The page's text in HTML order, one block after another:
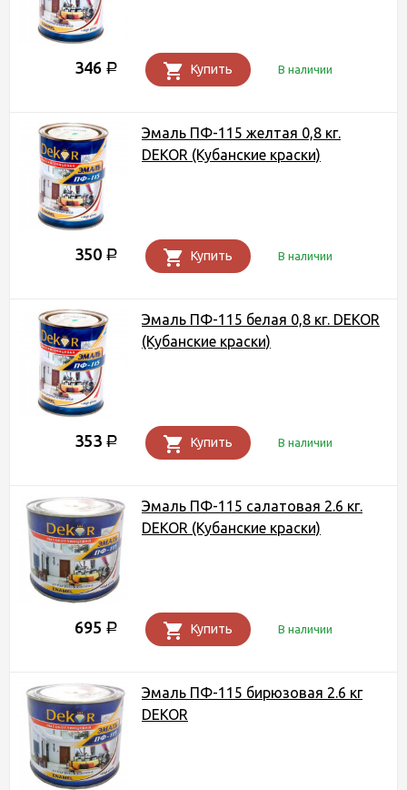
346 Р Купить В наличии
Эмаль ПФ-115 желтая 0,8 кг.
DEKOR (Кубанские краски)
350 Р Купить В наличии
Эмаль ПФ-115 белая 0,8 кг. DEKOR
(Кубанские краски)
353 Р Купить В наличии
Эмаль ПФ-115 салатовая 2.6 кг.
DEKOR (Кубанские краски)
695 Р Купить В наличии
Эмаль ПФ-115 бирюзовая 2.6 кг
DEKOR